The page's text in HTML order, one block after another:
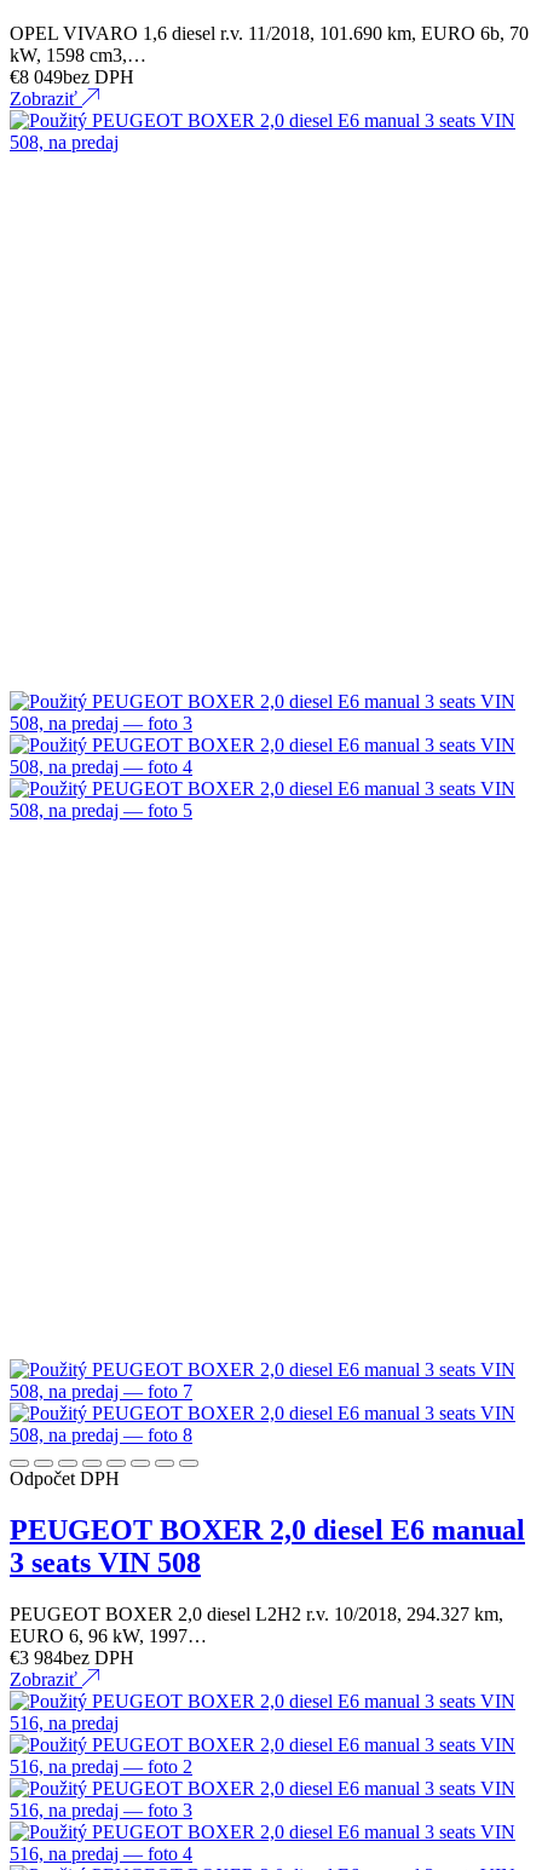
OPEL VIVARO 1,6 diesel r.v. 11/2018, 101.690 km, EURO 6b, 70
kW, 1598 cm3,…
€8 049bez DPH
Zobraziť
Odpočet DPH
PEUGEOT BOXER 2,0 diesel E6 manual
3 seats VIN 508
PEUGEOT BOXER 2,0 diesel L2H2 r.v. 10/2018, 294.327 km,
EURO 6, 96 kW, 1997…
€3 984bez DPH
Zobraziť